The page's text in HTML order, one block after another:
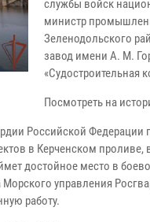
службы войск
министр
Зеленодольского
завод имени А. М.
«Судостроительная
Посмотреть на
Российской
в Керченском проливе,
достойное место в
Морского управления
работу.